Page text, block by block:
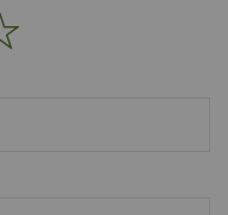
на мотоциклета,